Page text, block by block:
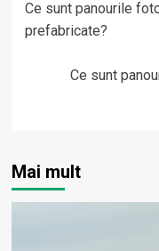
navigation
Ce sunt panourile
prefabricate?
Ce sunt
Mai mult